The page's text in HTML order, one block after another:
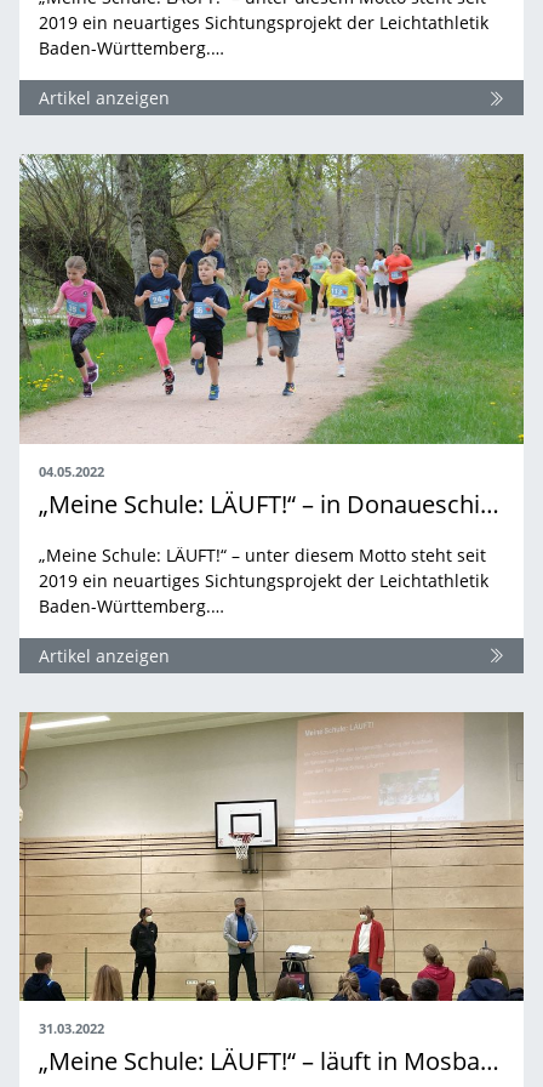
2019 ein neuartiges Sichtungsprojekt der Leichtathletik
Baden-Württemberg.…
Artikel anzeigen
04.05.2022
„Meine Schule: LÄUFT!“ – in Donaueschingen
„Meine Schule: LÄUFT!“ – unter diesem Motto steht seit
2019 ein neuartiges Sichtungsprojekt der Leichtathletik
Baden-Württemberg.…
Artikel anzeigen
31.03.2022
„Meine Schule: LÄUFT!“ – läuft in Mosbach und Umgebung